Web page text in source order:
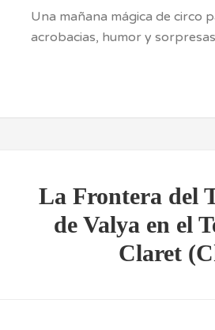
Una mañana mágica de circo
acrobacias, humor y
La Frontera del
de Valya en el
Claret